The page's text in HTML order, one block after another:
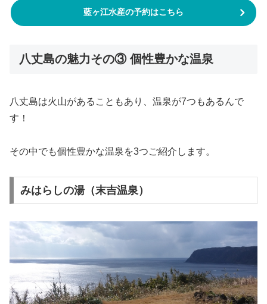
藍ヶ江水産の予約はこちら
八丈島の魅力その③ 個性豊かな温泉
八丈島は火山があることもあり、温泉が7つもあるんで
す！
その中でも個性豊かな温泉を3つご紹介します。
みはらしの湯（末吉温泉）